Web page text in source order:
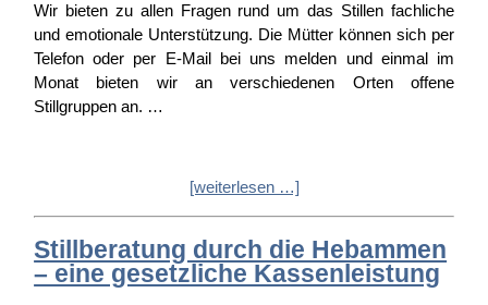
Wir bieten zu allen Fragen rund um das Stillen fachliche
und emotionale Unterstützung. Die Mütter können sich per
Telefon oder per E-Mail bei uns melden und einmal im
Monat bieten wir an verschiedenen Orten offene
Stillgruppen an. …
[weiterlesen …]
Stillberatung durch die Hebammen
– eine gesetzliche Kassenleistung